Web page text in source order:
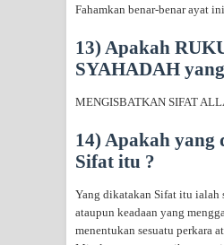
Fahamkan benar-benar ayat
13) Apakah
SYAHADAH
MENGISBATKAN SIFAT
14) Apakah yang
Sifat itu ?
Yang dikatakan Sifat itu ialah
ataupun keadaan yang
menentukan sesuatu perkara